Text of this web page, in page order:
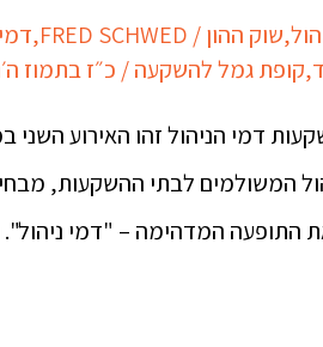
,שוק ההון/
FRED SCHWED
,
,קופת גמל להשקעה/ כ״ז בתמוז
דמי הניהול זהו האירוע
המשולמים לבתי ההשקעות,
התופעה המדהימה – "דמי